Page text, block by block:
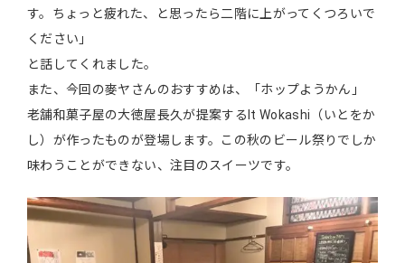
す。ちょっと疲れた、と思ったら二階に上がってくつろいで
ください」
と話してくれました。
また、今回の麥ヤさんのおすすめは、「ホップようかん」
老舗和菓子屋の大徳屋長久が提案するIt Wokashi（いとをか
し）が作ったものが登場します。この秋のビール祭りでしか
味わうことができない、注目のスイーツです。